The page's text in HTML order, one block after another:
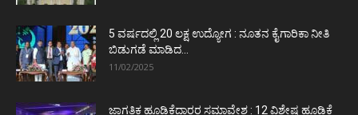
5 ವರ್ಷದಲ್ಲಿ 20 ಲಕ್ಷ ಉದ್ಯೋಗ : ನೂತನ ಕೈಗಾರಿಕಾ ನೀತಿ
ಬಿಡುಗಡೆ ಮಾಡಿದ...
11/02/2025
ಜಾಗತಿಕ ಹೂಡಿಕೆದಾರರ ಸಮಾವೇಶ : 12 ವಿಶೇಷ ಹೂಡಿಕೆ